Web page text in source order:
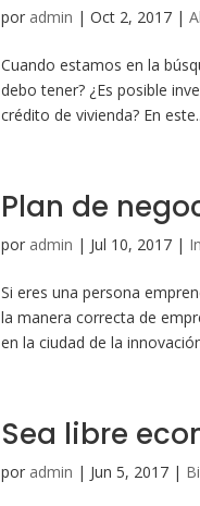
por admin |Oct 2, 2017 |
Cuando estamos en la
debo tener? ¿Es posible
crédito de vivienda? En
Plan de
por admin | Jul 10, 2017 |
Si eres una persona
la manera correcta de
en la ciudad de la
Sea libre
por admin | Jun 5, 2017 |